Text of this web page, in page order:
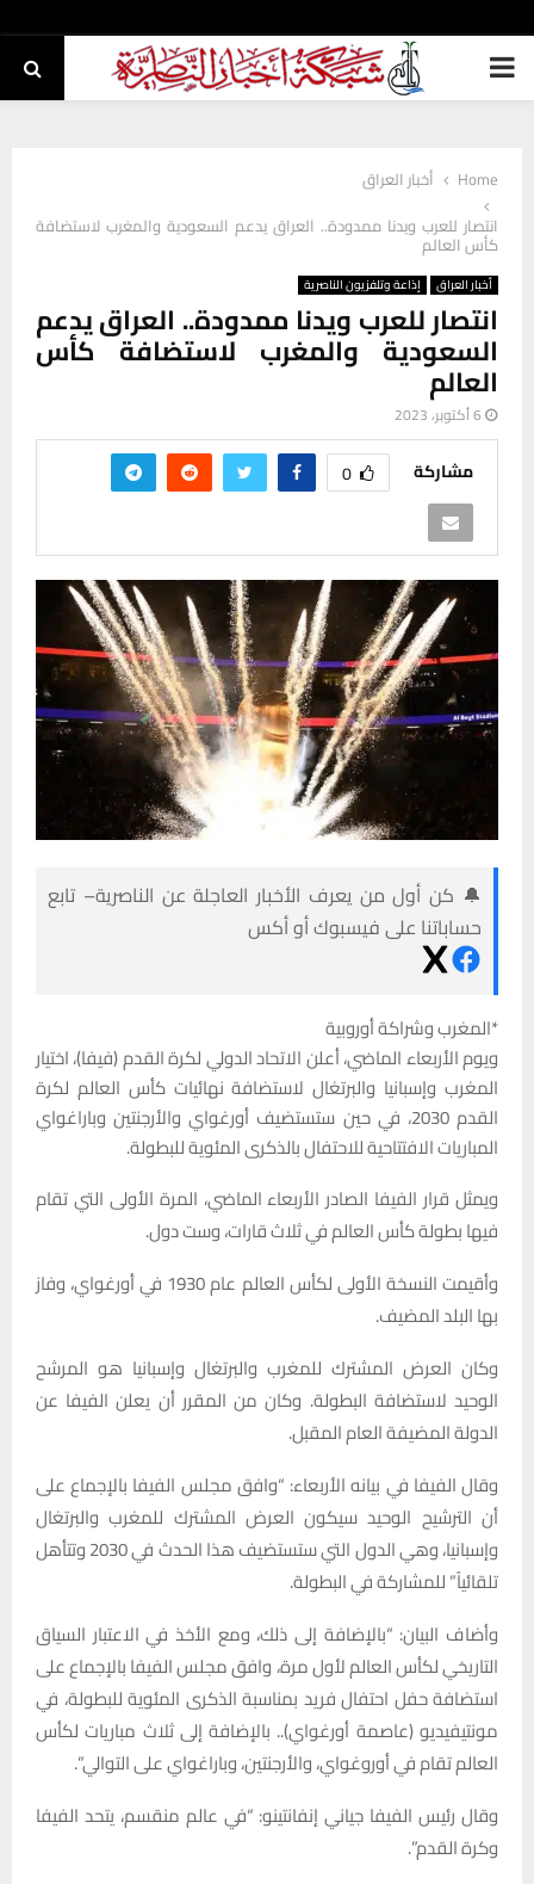
PRIMARY
Home
أخبار العراق
انتصار للعرب ويدنا ممدودة.. العراق يدعم السعودية والمغرب لاستضافة
كأس العالم
أخبار العراق إذاعة وتلفزيون الناصرية
انتصار للعرب ويدنا ممدودة.. العراق يدعم
السعودية والمغرب لاستضافة كأس
العالم
6 أكتوبر، 2023
مشاركة 0
🔔 كن أول من يعرف الأخبار العاجلة عن الناصرية– تابع
حساباتنا على فيسبوك أو أكس
*المغرب وشراكة أوروبية
ويوم الأربعاء الماضي، أعلن الاتحاد الدولي لكرة القدم (فيفا)، اختيار
المغرب وإسبانيا والبرتغال لاستضافة نهائيات كأس العالم لكرة
القدم 2030، في حين ستستضيف أورغواي والأرجنتين وباراغواي
المباريات الافتتاحية للاحتفال بالذكرى المئوية للبطولة.
ويمثل قرار الفيفا الصادر الأربعاء الماضي، المرة الأولى التي تقام
فيها بطولة كأس العالم في ثلاث قارات، وست دول.
وأقيمت النسخة الأولى لكأس العالم عام 1930 في أورغواي، وفاز
بها البلد المضيف.
وكان العرض المشترك للمغرب والبرتغال وإسبانيا هو المرشح
الوحيد لاستضافة البطولة. وكان من المقرر أن يعلن الفيفا عن
الدولة المضيفة العام المقبل.
وقال الفيفا في بيانه الأربعاء: “وافق مجلس الفيفا بالإجماع على
أن الترشيح الوحيد سيكون العرض المشترك للمغرب والبرتغال
وإسبانيا، وهي الدول التي ستستضيف هذا الحدث في 2030 وتتأهل
تلقائياً” للمشاركة في البطولة.
وأضاف البيان: “بالإضافة إلى ذلك، ومع الأخذ في الاعتبار السياق
التاريخي لكأس العالم لأول مرة، وافق مجلس الفيفا بالإجماع على
استضافة حفل احتفال فريد بمناسبة الذكرى المئوية للبطولة، في
مونتيفيديو (عاصمة أورغواي).. بالإضافة إلى ثلاث مباريات لكأس
العالم تقام في أوروغواي، والأرجنتين، وباراغواي على التوالي”.
وقال رئيس الفيفا جياني إنفانتينو: “في عالم منقسم، يتحد الفيفا
وكرة القدم”.